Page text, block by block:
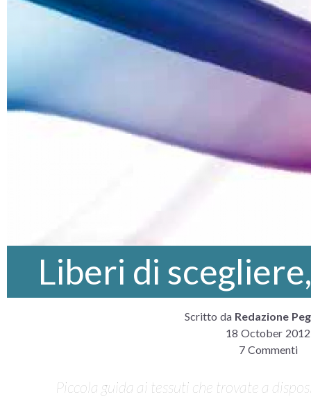
Liberi di
Scritto da Redazione
18 October 2012
7 Commenti
Piccola guida ai tessuti che trovate a